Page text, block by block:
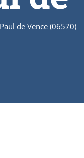
de Vence (06570)